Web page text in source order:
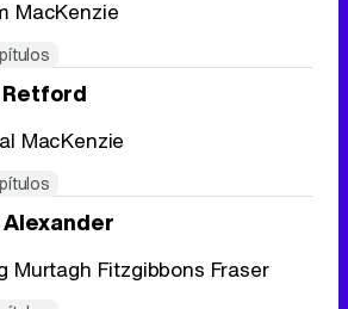
MacKenzie
Retford
MacKenzie
Alexander
Murtagh Fitzgibbons Fraser